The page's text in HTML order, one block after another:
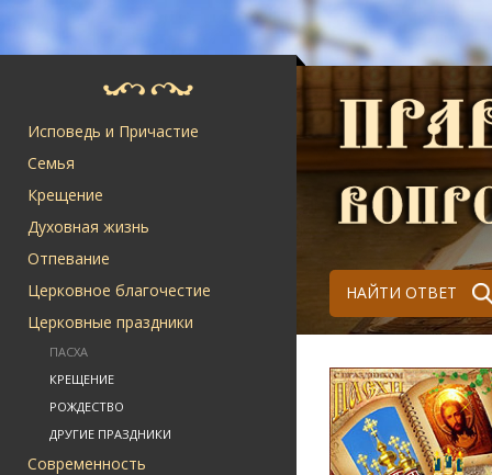
Исповедь и Причастие
Семья
Крещение
Духовная жизнь
Отпевание
Церковное благочестие
Церковные праздники
ПАСХА
КРЕЩЕНИЕ
РОЖДЕСТВО
ДРУГИЕ ПРАЗДНИКИ
Современность
НАЙТИ ОТВЕТ